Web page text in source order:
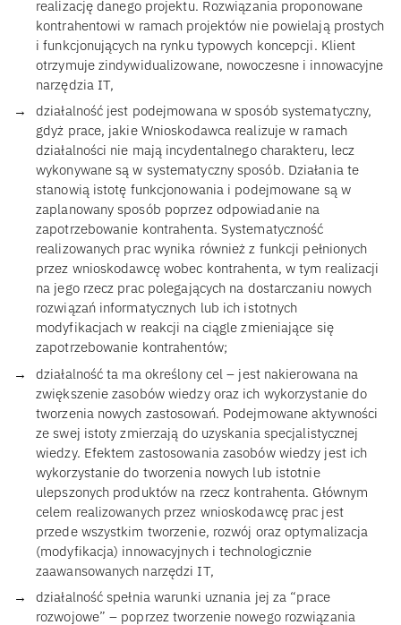
realizację danego projektu. Rozwiązania proponowane
kontrahentowi w ramach projektów nie powielają prostych
i funkcjonujących na rynku typowych koncepcji. Klient
otrzymuje zindywidualizowane, nowoczesne i innowacyjne
narzędzia IT,
działalność jest podejmowana w sposób systematyczny,
gdyż prace, jakie Wnioskodawca realizuje w ramach
działalności nie mają incydentalnego charakteru, lecz
wykonywane są w systematyczny sposób. Działania te
stanowią istotę funkcjonowania i podejmowane są w
zaplanowany sposób poprzez odpowiadanie na
zapotrzebowanie kontrahenta. Systematyczność
realizowanych prac wynika również z funkcji pełnionych
przez wnioskodawcę wobec kontrahenta, w tym realizacji
na jego rzecz prac polegających na dostarczaniu nowych
rozwiązań informatycznych lub ich istotnych
modyfikacjach w reakcji na ciągle zmieniające się
zapotrzebowanie kontrahentów;
działalność ta ma określony cel – jest nakierowana na
zwiększenie zasobów wiedzy oraz ich wykorzystanie do
tworzenia nowych zastosowań. Podejmowane aktywności
ze swej istoty zmierzają do uzyskania specjalistycznej
wiedzy. Efektem zastosowania zasobów wiedzy jest ich
wykorzystanie do tworzenia nowych lub istotnie
ulepszonych produktów na rzecz kontrahenta. Głównym
celem realizowanych przez wnioskodawcę prac jest
przede wszystkim tworzenie, rozwój oraz optymalizacja
(modyfikacja) innowacyjnych i technologicznie
zaawansowanych narzędzi IT,
działalność spełnia warunki uznania jej za “prace
rozwojowe” – poprzez tworzenie nowego rozwiązania